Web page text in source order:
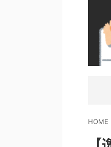
HOME